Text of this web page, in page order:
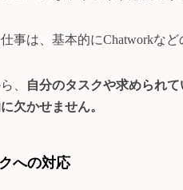
事は、基本的にChatworkな
、
自分のタスクや求められ
欠かせません。
への対応